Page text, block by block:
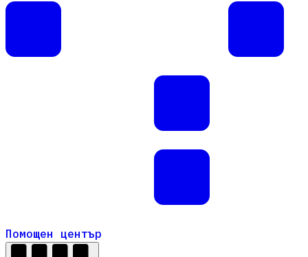
Помощен център
Помощен център